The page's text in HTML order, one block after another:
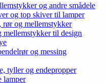
og andre smådele
og top skiver til lamper
rør og mellemstykker
mellemstykker til design
og messing
tyller og endepropper
lamper